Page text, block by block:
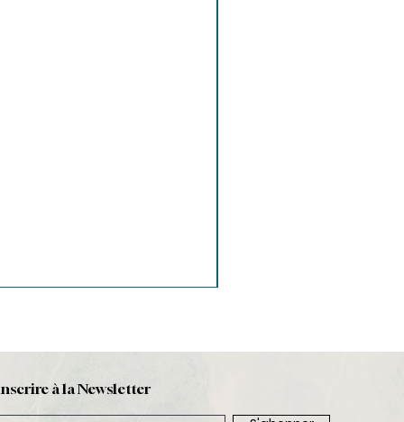
à la Newsletter